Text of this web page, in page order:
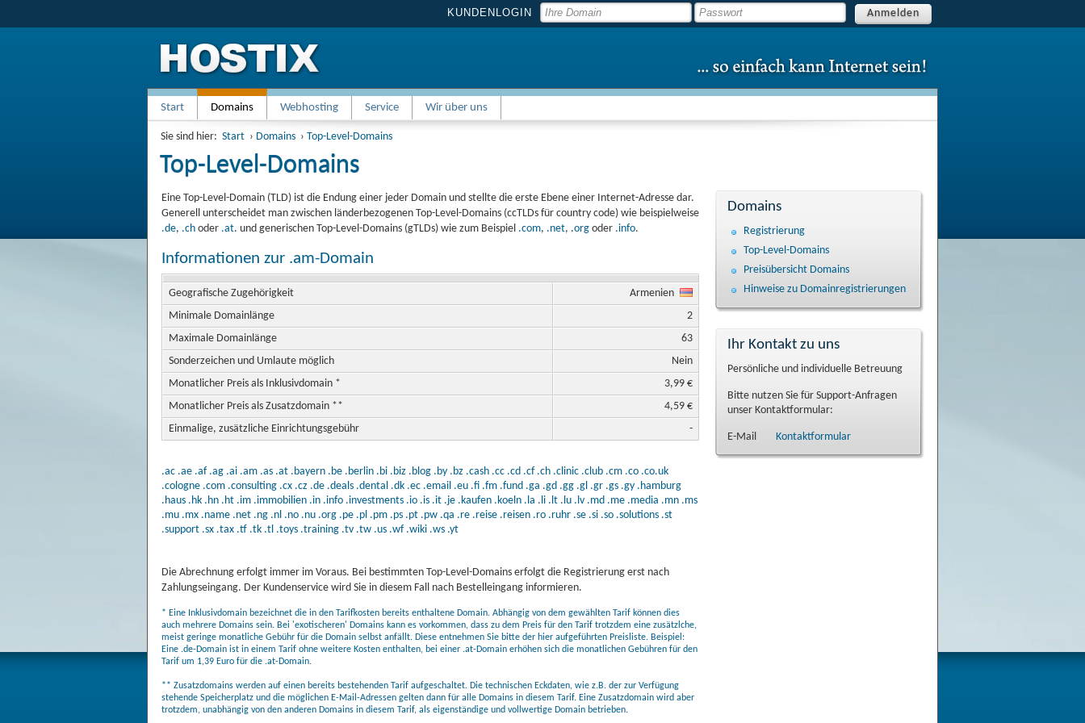
KUNDENLOGIN Anmelden
Start Domains Webhosting Service Wir über uns
Sie sind hier: Start › Domains › Top-Level-Domains
Top-Level-Domains
Eine Top-Level-Domain (TLD) ist die Endung einer jeder Domain und stellte die erste Ebene einer Internet-Adresse dar.
Generell unterscheidet man zwischen länderbezogenen Top-Level-Domains (ccTLDs für country code) wie beispielweise
.de, .ch oder .at. und generischen Top-Level-Domains (gTLDs) wie zum Beispiel .com, .net, .org oder .info.
Informationen zur .am-Domain
Geografische Zugehörigkeit
Armenien
Minimale Domainlänge
2
Maximale Domainlänge
63
Sonderzeichen und Umlaute möglich
Nein
Monatlicher Preis als Inklusivdomain *
3,99 €
Monatlicher Preis als Zusatzdomain **
4,59 €
Einmalige, zusätzliche Einrichtungsgebühr
-
.ac .ae .af .ag .ai .am .as .at .bayern .be .berlin .bi .biz .blog .by .bz .cash .cc .cd .cf .ch .clinic .club .cm .co .co.uk
.cologne .com .consulting .cx .cz .de .deals .dental .dk .ec .email .eu .fi .fm .fund .ga .gd .gg .gl .gr .gs .gy .hamburg
.haus .hk .hn .ht .im .immobilien .in .info .investments .io .is .it .je .kaufen .koeln .la .li .lt .lu .lv .md .me .media .mn .ms
.mu .mx .name .net .ng .nl .no .nu .org .pe .pl .pm .ps .pt .pw .qa .re .reise .reisen .ro .ruhr .se .si .so .solutions .st
.support .sx .tax .tf .tk .tl .toys .training .tv .tw .us .wf .wiki .ws .yt
Die Abrechnung erfolgt immer im Voraus. Bei bestimmten Top-Level-Domains erfolgt die Registrierung erst nach
Zahlungseingang. Der Kundenservice wird Sie in diesem Fall nach Bestelleingang informieren.
* Eine Inklusivdomain bezeichnet die in den Tarifkosten bereits enthaltene Domain. Abhängig von dem gewählten Tarif können dies
auch mehrere Domains sein. Bei 'exotischeren' Domains kann es vorkommen, dass zu dem Preis für den Tarif trotzdem eine zusätzlche,
meist geringe monatliche Gebühr für die Domain selbst anfällt. Diese entnehmen Sie bitte der hier aufgeführten Preisliste. Beispiel:
Eine .de-Domain ist in einem Tarif ohne weitere Kosten enthalten, bei einer .at-Domain erhöhen sich die monatlichen Gebühren für den
Tarif um 1,39 Euro für die .at-Domain.
** Zusatzdomains werden auf einen bereits bestehenden Tarif aufgeschaltet. Die technischen Eckdaten, wie z.B. der zur Verfügung
stehende Speicherplatz und die möglichen E-Mail-Adressen gelten dann für alle Domains in diesem Tarif. Eine Zusatzdomain wird aber
trotzdem, unabhängig von den anderen Domains in diesem Tarif, als eigenständige und vollwertige Domain betrieben.
Domains
Registrierung
Top-Level-Domains
Preisübersicht Domains
Hinweise zu Domain­registrierungen
Ihr Kontakt zu uns
Persönliche und individuelle Betreuung
Bitte nutzen Sie für Support-Anfragen
unser Kontaktformular:
E-Mail Kontaktformular